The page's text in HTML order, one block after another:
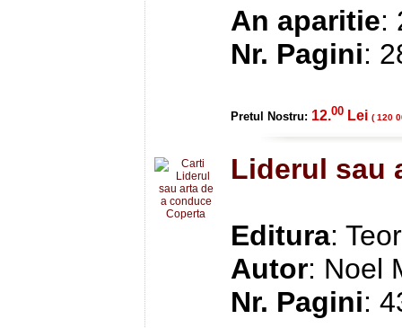
An aparitie:
Nr. Pagini:
Pretul Nostru: 12.00 Lei ( 120
Liderul sau
Editura:
Autor: Noel
Nr. Pagini: